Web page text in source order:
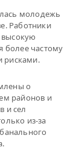
молодежь
Работники
более частому
рисками.
о
районов и
и сел
из-за